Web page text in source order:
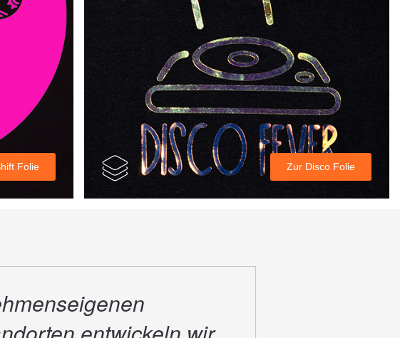
Folie Zur Disco Folie